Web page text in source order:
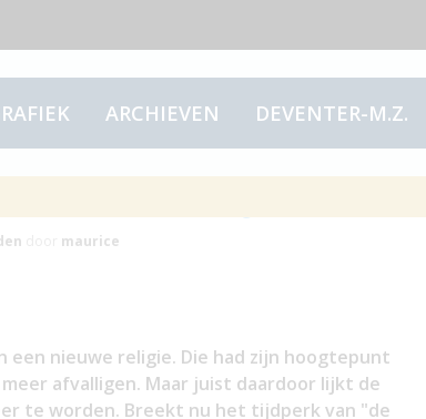
ARCHIEVEN DEVENTER-M.Z.
religie
maurice
een nieuwe religie. Die had zijn hoogtepunt
afvalligen. Maar juist daardoor lijkt de
te worden. Breekt nu het tijdperk van "de